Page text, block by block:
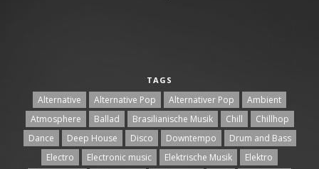
TAGS
Alternative Alternative Pop Alternativer Pop
Ambient
Atmosphere
Ballad Brasilianische Musik Chill
Chillhop
Dance
Deep House Disco Downtempo
Drum and Bass
Electro
Electronic music Elektrische Musik
Elektro